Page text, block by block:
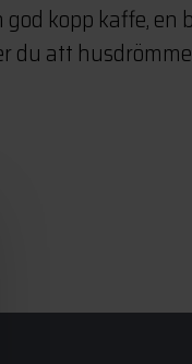
kopp kaffe,
du att